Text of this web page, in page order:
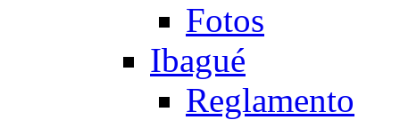
Fotos
Ibagué
Reglamento